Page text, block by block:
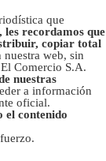
que
les recordamos que
copiar total
web, sin
Comercio S.A.
nuestras
a información
oficial.
el contenido